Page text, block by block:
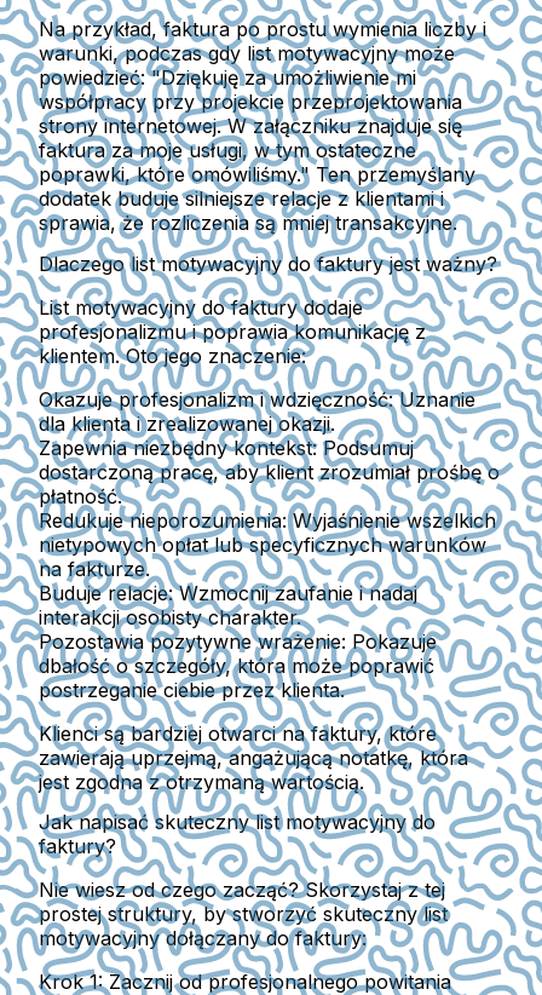
Na przykład, faktura po prostu wymienia liczby i
warunki, podczas gdy list motywacyjny może
powiedzieć: "Dziękuję za umożliwienie mi
współpracy przy projekcie przeprojektowania
strony internetowej. W załączniku znajduje się
faktura za moje usługi, w tym ostateczne
poprawki, które omówiliśmy." Ten przemyślany
dodatek buduje silniejsze relacje z klientami i
sprawia, że rozliczenia są mniej transakcyjne.
Dlaczego list motywacyjny do faktury jest ważny?
List motywacyjny do faktury dodaje
profesjonalizmu i poprawia komunikację z
klientem. Oto jego znaczenie:
Okazuje profesjonalizm i wdzięczność:Uznanie
dla klienta i zrealizowanej okazji.
Zapewnia niezbędny kontekst:Podsumuj
dostarczoną pracę, aby klient zrozumiał prośbę o
płatność.
Redukuje nieporozumienia:Wyjaśnienie wszelkich
nietypowych opłat lub specyficznych warunków
na fakturze.
Buduje relacje:Wzmocnij zaufanie i nadaj
interakcji osobisty charakter.
Pozostawia pozytywne wrażenie: Pokazuje
dbałość o szczegóły, która może poprawić
postrzeganie ciebie przez klienta.
Klienci są bardziej otwarci na faktury, które
zawierają uprzejmą, angażującą notatkę, która
jest zgodna z otrzymaną wartością.
Jak napisać skuteczny list motywacyjny do
faktury?
Nie wiesz od czego zacząć? Skorzystaj z tej
prostej struktury, by stworzyć skuteczny list
motywacyjny dołączany do faktury:
Krok 1: Zacznij od profesjonalnego powitania